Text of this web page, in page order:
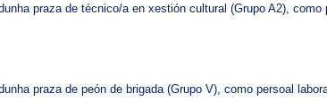
praza de técnico/a en xestión cultural (Grupo A2),
praza de peón de brigada (Grupo V), como persoal